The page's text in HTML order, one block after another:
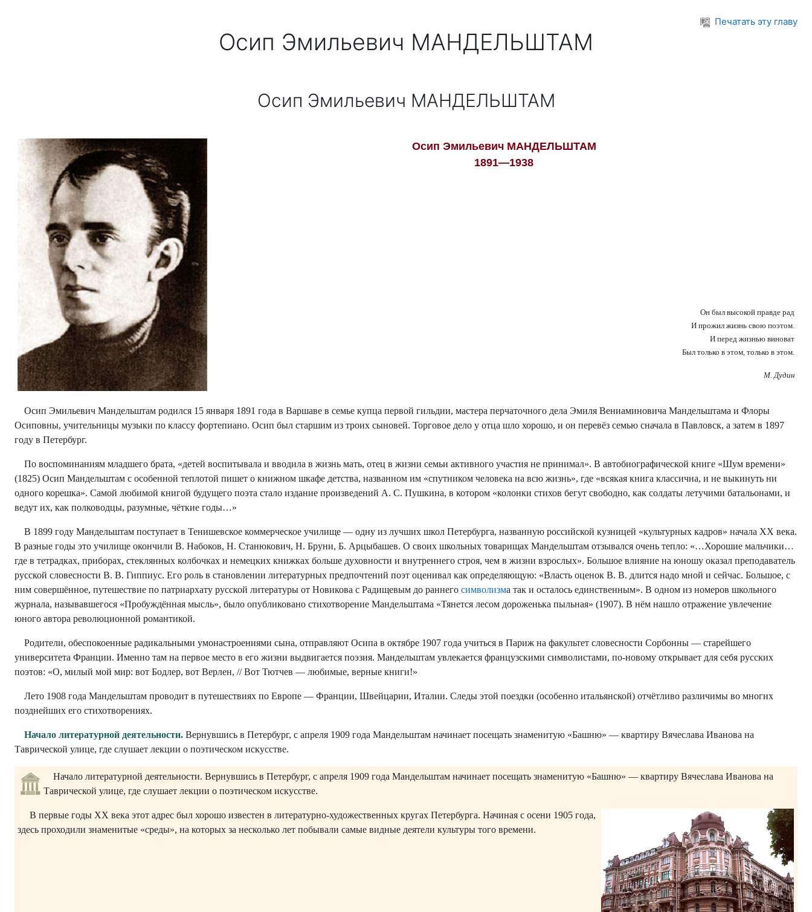
Печатать эту главу
Осип Эмильевич МАНДЕЛЬШТАМ
Осип Эмильевич МАНДЕЛЬШТАМ
Осип Эмильевич МАНДЕЛЬШТАМ
1891—1938
Он был высокой правде рад
И прожил жизнь свою поэтом.
И перед жизнью виноват
Был только в этом, только в этом.
М. Дудин
Осип Эмильевич Мандельштам родился 15 января 1891 года в Варшаве в семье купца первой гильдии, мастера перчаточного дела Эмиля Вениаминовича Мандельштама и Флоры
Осиповны, учительницы музыки по классу фортепиано. Осип был старшим из троих сыновей. Торговое дело у отца шло хорошо, и он перевёз семью сначала в Павловск, а затем в 1897
году в Петербург.
По воспоминаниям младшего брата, «детей воспитывала и вводила в жизнь мать, отец в жизни семьи активного участия не принимал». В автобиографической книге «Шум времени»
(1825) Осип Мандельштам с особенной теплотой пишет о книжном шкафе детства, названном им «спутником человека на всю жизнь», где «всякая книга классична, и не выкинуть ни
одного корешка». Самой любимой книгой будущего поэта стало издание произведений А. С. Пушкина, в котором «колонки стихов бегут свободно, как солдаты летучими батальонами, и
ведут их, как полководцы, разумные, чёткие годы…»
В 1899 году Мандельштам поступает в Тенишевское коммерческое училище — одну из лучших школ Петербурга, названную российской кузницей «культурных кадров» начала XX века.
В разные годы это училище окончили В. Набоков, Н. Станюкович, Н. Бруни, Б. Арцыбашев. О своих школьных товарищах Мандельштам отзывался очень тепло: «…Хорошие мальчики…
где в тетрадках, приборах, стеклянных колбочках и немецких книжках больше духовности и внутреннего строя, чем в жизни взрослых». Большое влияние на юношу оказал преподаватель
русской словесности В. В. Гиппиус. Его роль в становлении литературных предпочтений поэт оценивал как определяющую: «Власть оценок В. В. длится надо мной и сейчас. Большое, с
ним совершённое, путешествие по патриархату русской литературы от Новикова с Радищевым до раннего символизма так и осталось единственным». В одном из номеров школьного
журнала, называвшегося «Пробуждённая мысль», было опубликовано стихотворение Мандельштама «Тянется лесом дороженька пыльная» (1907). В нём нашло отражение увлечение
юного автора революционной романтикой.
Родители, обеспокоенные радикальными умонастроениями сына, отправляют Осипа в октябре 1907 года учиться в Париж на факультет словесности Сорбонны — старейшего
университета Франции. Именно там на первое место в его жизни выдвигается поэзия. Мандельштам увлекается французскими символистами, по-новому открывает для себя русских
поэтов: «О, милый мой мир: вот Бодлер, вот Верлен, // Вот Тютчев — любимые, верные книги!»
Лето 1908 года Мандельштам проводит в путешествиях по Европе — Франции, Швейцарии, Италии. Следы этой поездки (особенно итальянской) отчётливо различимы во многих
позднейших его стихотворениях.
Начало литературной деятельности. Вернувшись в Петербург, с апреля 1909 года Мандельштам начинает посещать знаменитую «Башню» — квартиру Вячеслава Иванова на
Таврической улице, где слушает лекции о поэтическом искусстве.
Начало литературной деятельности. Вернувшись в Петербург, с апреля 1909 года Мандельштам начинает посещать знаменитую «Башню» — квартиру Вячеслава Иванова на
Таврической улице, где слушает лекции о поэтическом искусстве.
В первые годы ХХ века этот адрес был хорошо известен в литературно-художественных кругах Петербурга. Начиная с осени 1905 года,
здесь проходили знаменитые «среды», на которых за несколько лет побывали самые видные деятели культуры того времени.